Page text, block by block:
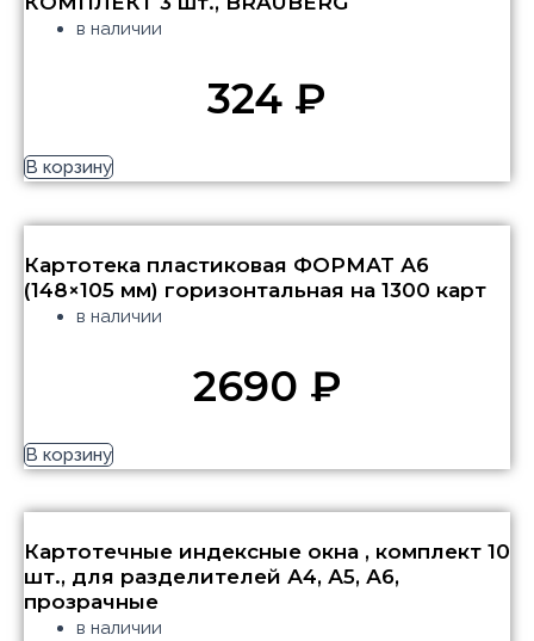
в наличии
324 ₽
В корзину
Картотека пластиковая ФОРМАТ А6
(148×105 мм) горизонтальная на 1300 карт
в наличии
2690 ₽
В корзину
Картотечные индексные окна , комплект 10
шт., для разделителей А4, А5, А6,
прозрачные
в наличии